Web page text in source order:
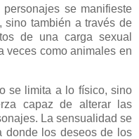
se manifieste
sino también a través de
de una carga sexual
veces como animales en
se limita a lo físico, sino
capaz de alterar las
La sensualidad se
donde los deseos de los